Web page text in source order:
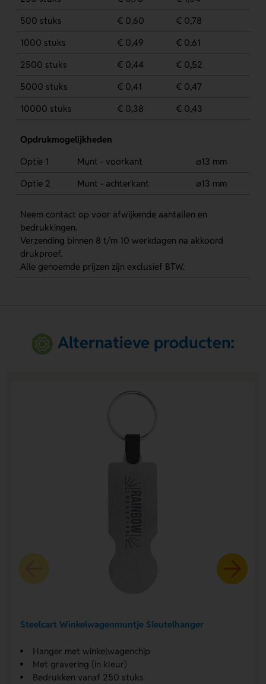
500 stuks
€ 0,60
€ 0,78
1000 stuks
€ 0,49
€ 0,61
2500 stuks
€ 0,44
€ 0,52
5000 stuks
€ 0,41
€ 0,47
10000 stuks
€ 0,38 € 0,43
Opdrukmogelijkheden
Optie 1
Munt - voorkant
⌀13 mm
Optie 2
Munt - achterkant ⌀13 mm
Neem contact op voor afwijkende aantallen en
bedrukkingen.
Verzending binnen 8 t/m 10 werkdagen na akkoord
drukproef.
Alle genoemde prijzen zijn exclusief BTW.
Alternatieve producten:
Steelcart Winkelwagenmuntje Sleutelhanger
Hanger met winkelwagenchip
Met gravering (in kleur)
Bedrukken vanaf 250 stuks